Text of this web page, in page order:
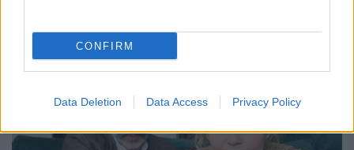
CONFIRM
Data Deletion Data Access Privacy Policy